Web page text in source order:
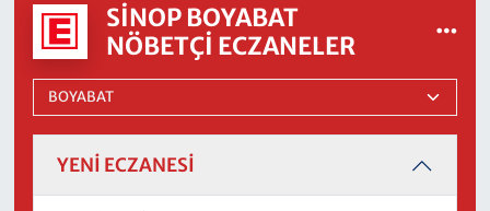
SINOP BOYABAT
NÖBETÇI ECZANELER
YENİ ECZANESİ